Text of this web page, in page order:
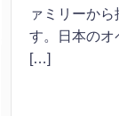
ァミリーか
す。日本のオ
[…]